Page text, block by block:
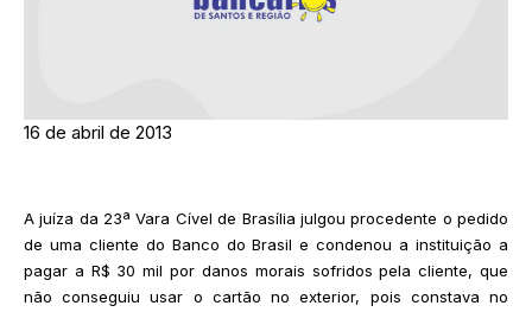
16 de abril de 2013
A juíza da 23ª Vara Cível de Brasília julgou procedente o pedido
de uma cliente do Banco do Brasil e condenou a instituição a
pagar a R$ 30 mil por danos morais sofridos pela cliente, que
não conseguiu usar o cartão no exterior, pois constava no